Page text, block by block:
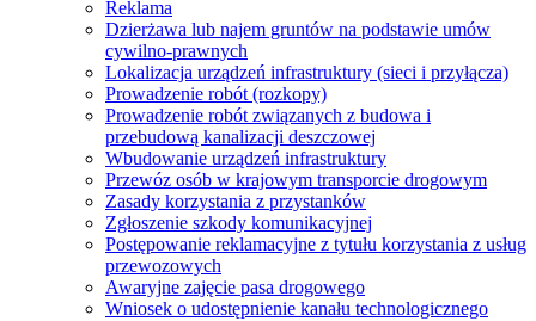
Reklama
Dzierżawa lub najem gruntów na podstawie umów
cywilno-prawnych
Lokalizacja urządzeń infrastruktury (sieci i przyłącza)
Prowadzenie robót (rozkopy)
Prowadzenie robót związanych z budowa i
przebudową kanalizacji deszczowej
Wbudowanie urządzeń infrastruktury
Przewóz osób w krajowym transporcie drogowym
Zasady korzystania z przystanków
Zgłoszenie szkody komunikacyjnej
Postępowanie reklamacyjne z tytułu korzystania z usług
przewozowych
Awaryjne zajęcie pasa drogowego
Wniosek o udostępnienie kanału technologicznego